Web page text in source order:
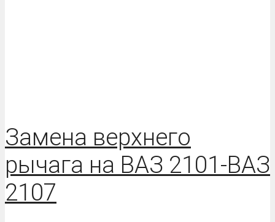
Замена верхнего
рычага на ВАЗ 2101-ВАЗ
2107